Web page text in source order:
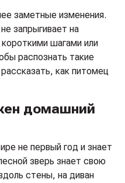
заметные изменения.
запрыгивает на
шагами или
распознать такие
как питомец
домашний
не первый год и знает
зверь знает свою
стены, на диван